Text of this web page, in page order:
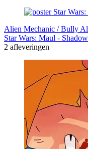
Alien Mechanic / Bully
Star Wars: Maul -
2 afleveringen